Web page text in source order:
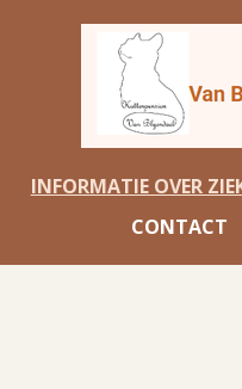
INFORMATIE OVER
CONTACT